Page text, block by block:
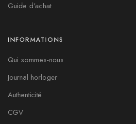
Guide d'achat
INFORMATIONS
Qui sommes-nous
Journal horloger
Authenticité
CGV